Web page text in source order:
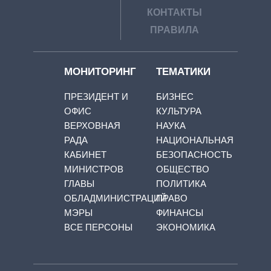
КОНТАКТЫ
ПРАВИЛА
МОНИТОРИНГ
ПРЕЗИДЕНТ И
ОФИС
ВЕРХОВНАЯ
РАДА
КАБИНЕТ
МИНИСТРОВ
ГЛАВЫ
ОБЛАДМИНИСТРАЦИЙ
МЭРЫ
ВСЕ ПЕРСОНЫ
ТЕМАТИКИ
БИЗНЕС
КУЛЬТУРА
НАУКА
НАЦИОНАЛЬНАЯ
БЕЗОПАСНОСТЬ
ОБЩЕСТВО
ПОЛИТИКА
ПРАВО
ФИНАНСЫ
ЭКОНОМИКА